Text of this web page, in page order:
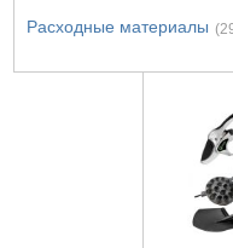
Расходные материалы